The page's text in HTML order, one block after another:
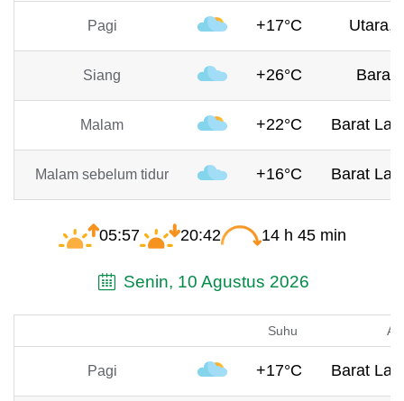
Pagi +17°C Utara,
Siang +26°C Barat,
Malam +22°C Barat
Malam sebelum tidur +16°C Barat
05:57 20:42 14 h 45 min
Senin, 10 Agustus 2026
Suhu
Pagi +17°C Barat